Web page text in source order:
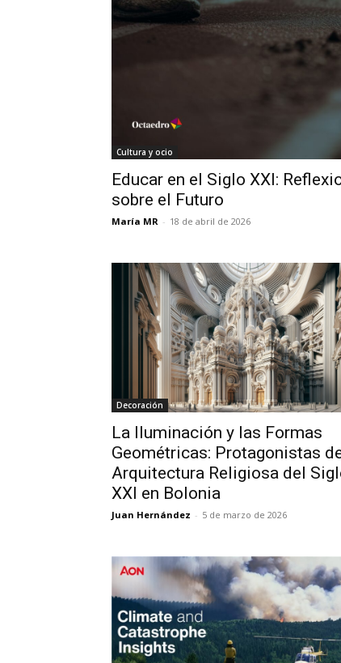
Cultura y ocio
Educar en el Siglo XXI:
sobre el Futuro
María MR - 18 de abril de 2026
Decoración
La Iluminación y las Formas
Geométricas: Protagonistas
Arquitectura Religiosa del
XXI en Bolonia
Juan Hernández - 5 de marzo de 2026